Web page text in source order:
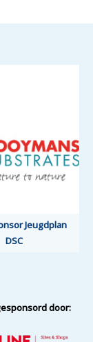
Jeugdplan
DSC
door: